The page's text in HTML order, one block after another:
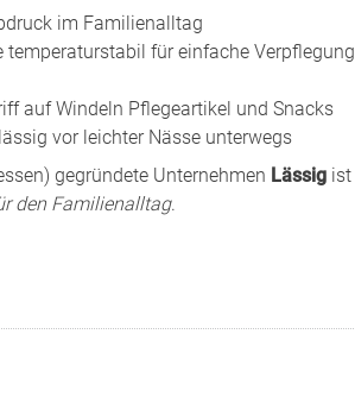
im Familienalltag
temperaturstabil für einfache Verpflegung
auf Windeln Pflegeartikel und Snacks
vor leichter Nässe unterwegs
gegründete Unternehmen Lässig ist
den Familienalltag.